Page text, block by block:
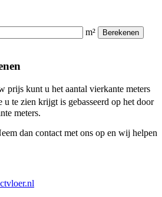
m² Berekenen
prijs kunt u het aantal vierkante meters
te zien krijgt is gebasseerd op het door
meters.
dan contact met ons op en wij helpen